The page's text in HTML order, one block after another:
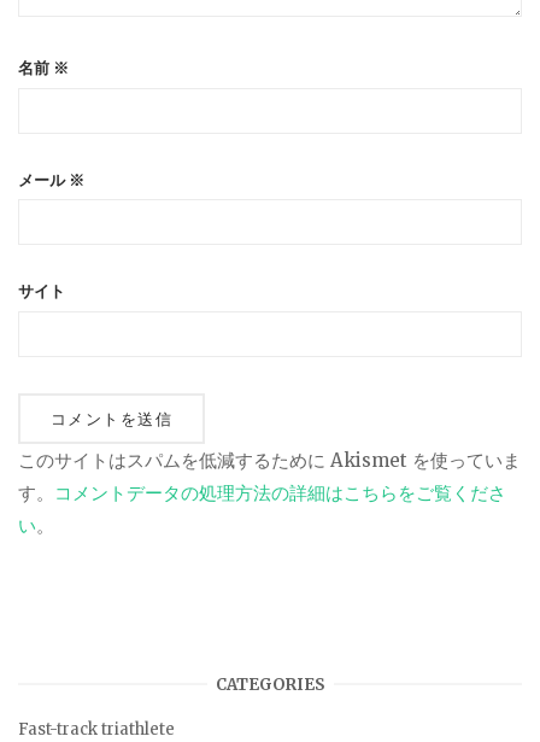
名前 ※
メール ※
サイト
このサイトはスパムを低減するために Akismet を使っていま
す。
コメントデータの処理方法の詳細はこちらをご覧くださ
い。
CATEGORIES
Fast-track triathlete